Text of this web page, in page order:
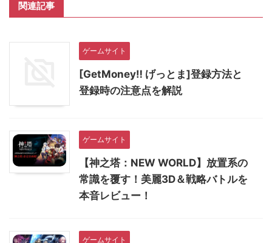
関連記事
ゲームサイト
[GetMoney‼︎ げっとま]登録方法と
登録時の注意点を解説
ゲームサイト
【神之塔：NEW WORLD】放置系の
常識を覆す！美麗3D＆戦略バトルを
本音レビュー！
ゲームサイト